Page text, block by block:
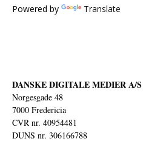
Powered by Translate
DANSKE DIGITALE MEDIER A/S
Norgesgade 48
7000 Fredericia
CVR nr. 40954481
DUNS nr. 306166788